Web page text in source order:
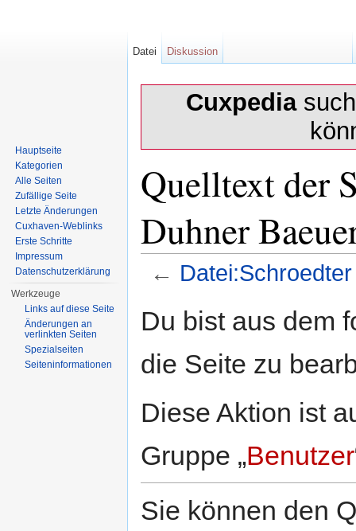
Cuxpedia
Quelltext der
Duhner
←
Du bist aus dem
die Seite zu
Diese Aktion ist
Gruppe „Benutzer
Sie können den
Datei Diskussion
Hauptseite
Kategorien
Alle Seiten
Zufällige Seite
Letzte Änderungen
Cuxhaven-Weblinks
Erste Schritte
Impressum
Datenschutzerklärung
Werkzeuge
Links auf diese Seite
Änderungen an
verlinkten Seiten
Spezialseiten
Seiten­informationen